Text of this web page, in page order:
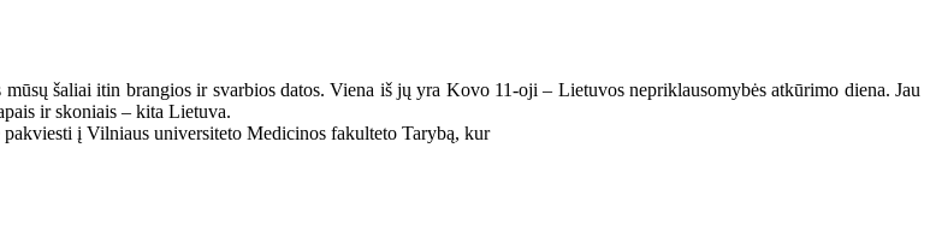
šaliai itin brangios ir svarbios datos. Viena iš jų yra Kovo 11-oji – Lietuvos nepriklausomybės atkūrimo diena. Jau
ir skoniais – kita Lietuva.
į Vilniaus universiteto Medicinos fakulteto Tarybą, kur